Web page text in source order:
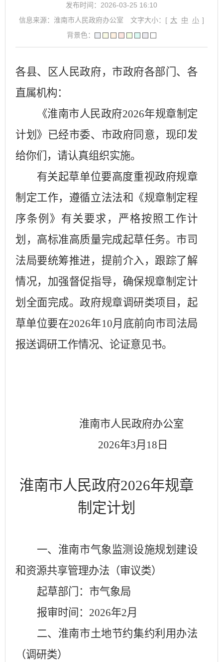
发布时间：2026-03-25 16:10
信息来源：淮南市人民政府办公室
文字大小：[ 大 中 小 ]
背景色：
各县、区人民政府，市政府各部门、各
直属机构：
《淮南市人民政府2026年规章制定
计划》已经市委、市政府同意，现印发
给你们，请认真组织实施。
有关起草单位要高度重视政府规章
制定工作，遵循立法法和《规章制定程
序条例》有关要求，严格按照工作计
划，高标准高质量完成起草任务。市司
法局要统筹推进，提前介入，跟踪了解
情况，加强督促指导，确保规章制定计
划全面完成。政府规章调研类项目，起
草单位要在2026年10月底前向市司法局
报送调研工作情况、论证意见书。
淮南市人民政府办公室
2026年3月 18 日
淮南市人民政府2026年规章
制定计划
一、淮南市气象监测设施规划建设
和资源共享管理办法 （审议类）
起草部门：市气象局
报审时间： 2026年2月
二、淮南市土地节约集约利用办法
（调研类）